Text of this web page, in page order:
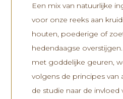
Een mix van natuurlijke
voor onze reeks aan
houten, poederige of
hedendaagse
met goddelijke geuren,
volgens de principes
de studie naar de